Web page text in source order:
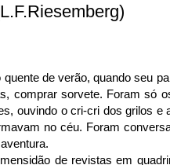
de verão, quando seu
comprar sorvete. Foram só
ouvindo o cri-cri dos grilos e
no céu. Foram
de revistas em